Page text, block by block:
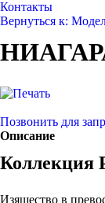
Контакты
Вернуться к:
Позвонить для
Описание
Коллекция
Изящество в